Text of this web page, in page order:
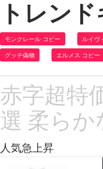
トレン
モンクレール コピー ルイヴ
グッチ偽物 エルメス コピー
赤字超特
選 柔ら
人気急上昇